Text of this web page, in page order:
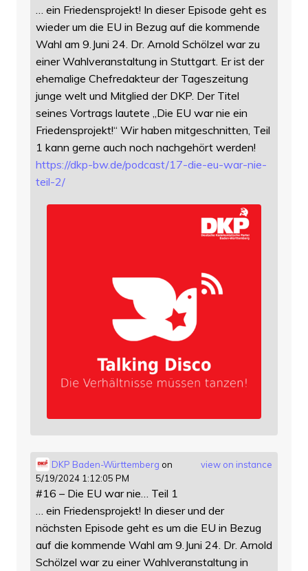
… ein Friedensprojekt! In dieser Episode geht es
wieder um die EU in Bezug auf die kommende
Wahl am 9.Juni 24. Dr. Arnold Schölzel war zu
einer Wahlveranstaltung in Stuttgart. Er ist der
ehemalige Chefredakteur der Tageszeitung
junge welt und Mitglied der DKP. Der Titel
seines Vortrags lautete „Die EU war nie ein
Friedensprojekt!“ Wir haben mitgeschnitten, Teil
1 kann gerne auch noch nachgehört werden!
https://dkp-bw.de/podcast/17-die-eu-war-nie-
teil-2/
view on instance
DKP Baden-Württemberg on
5/19/2024 1:12:05 PM
#16 – Die EU war nie… Teil 1
… ein Friedensprojekt! In dieser und der
nächsten Episode geht es um die EU in Bezug
auf die kommende Wahl am 9.Juni 24. Dr. Arnold
Schölzel war zu einer Wahlveranstaltung in